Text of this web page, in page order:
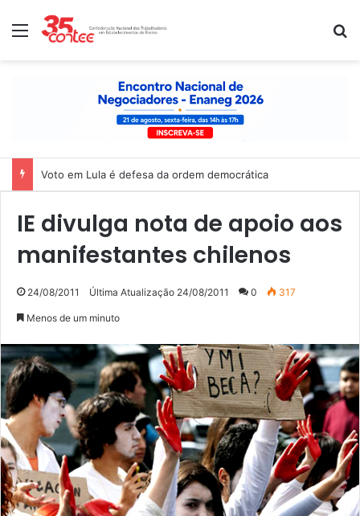
Menu
Voto em Lula é defesa da ordem democrática
IE divulga nota de apoio aos
manifestantes chilenos
24/08/2011 Última Atualização 24/08/2011 0 317
Menos de um minuto